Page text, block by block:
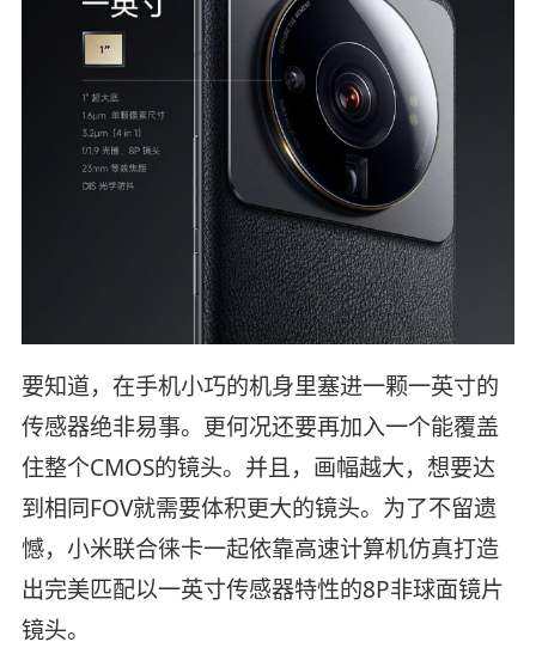
要知道，在手机小巧的机身里塞进一颗一英寸的
传感器绝非易事。更何况还要再加入一个能覆盖
住整个CMOS的镜头。并且，画幅越大，想要达
到相同FOV就需要体积更大的镜头。为了不留遗
憾，小米联合徕卡一起依靠高速计算机仿真打造
出完美匹配以一英寸传感器特性的8P非球面镜片
镜头。